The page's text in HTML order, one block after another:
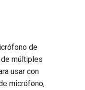
de
múltiples
usar con
micrófono,